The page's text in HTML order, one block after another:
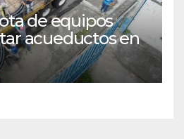
de equipos
acueductos en
de Yaracuy‎